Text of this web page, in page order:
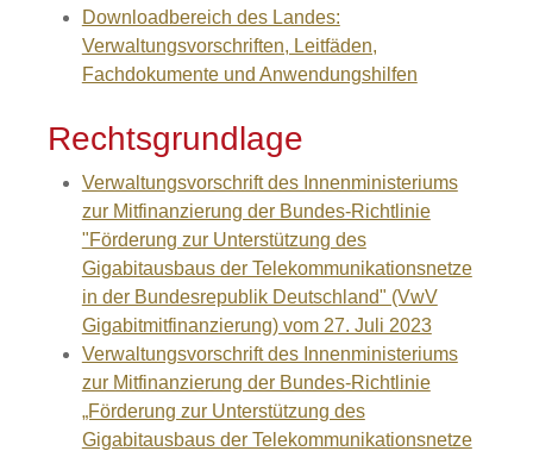
Downloadbereich des Landes:
Verwaltungsvorschriften, Leitfäden,
Fachdokumente und Anwendungshilfen
Rechtsgrundlage
Verwaltungsvorschrift des Innenministeriums
zur Mitfinanzierung der Bundes-Richtlinie
"Förderung zur Unterstützung des
Gigabitausbaus der Telekommunikationsnetze
in der Bundesrepublik Deutschland" (VwV
Gigabitmitfinanzierung) vom 27. Juli 2023
Verwaltungsvorschrift des Innenministeriums
zur Mitfinanzierung der Bundes-Richtlinie
„Förderung zur Unterstützung des
Gigabitausbaus der Telekommunikationsnetze